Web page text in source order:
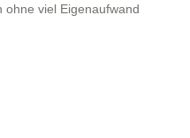
ohne viel Eigenaufwand